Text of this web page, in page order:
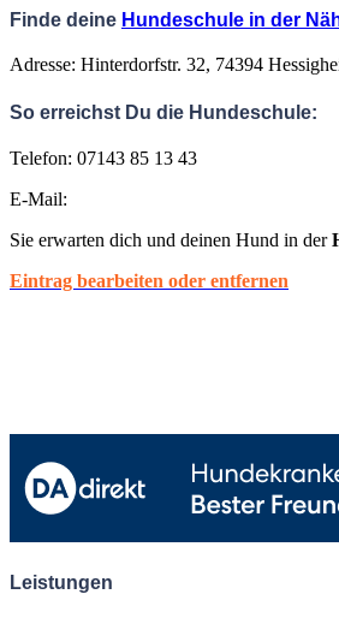
Finde deine Hundeschule in der
Adresse: Hinterdorfstr. 32, 74394
So erreichst Du die Hundeschule:
Telefon: 07143 85 13 43
E-Mail:
Sie erwarten dich und deinen Hund in der
Eintrag bearbeiten oder entfernen
Leistungen